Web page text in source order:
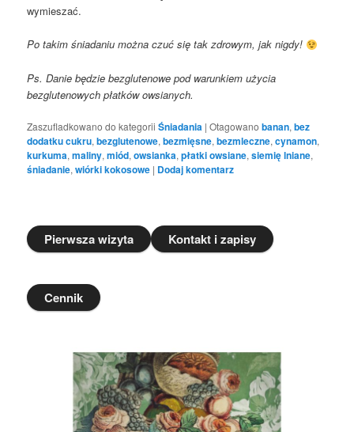
wymieszać.
Po takim śniadaniu można czuć się tak zdrowym, jak nigdy!
Ps. Danie będzie bezglutenowe pod warunkiem użycia
bezglutenowych płatków owsianych.
Zaszufladkowano do kategorii Śniadania |Otagowano banan,bez
dodatku cukru,bezglutenowe,bezmięsne,bezmleczne,cynamon,
kurkuma,maliny,miód,owsianka,płatki owsiane,siemię lniane,
śniadanie,wiórki kokosowe | Dodaj komentarz
Pierwsza wizyta Kontakt i zapisy
Cennik